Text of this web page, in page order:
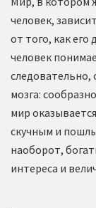
человек,
от того, как его
человек
следовательно,
мозга:
мир
скучным и
наоборот,
интереса и